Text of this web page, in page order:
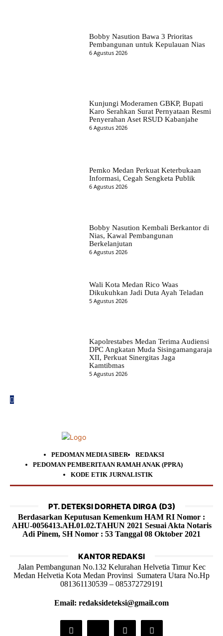
Bobby Nasution Bawa 3 Prioritas
Pembangunan untuk Kepulauan Nias
6 Agustus 2026
Kunjungi Moderamen GBKP, Bupati
Karo Serahkan Surat Pernyataan Resmi
Penyerahan Aset RSUD Kabanjahe
6 Agustus 2026
Pemko Medan Perkuat Keterbukaan
Informasi, Cegah Sengketa Publik
6 Agustus 2026
Bobby Nasution Kembali Berkantor di
Nias, Kawal Pembangunan
Berkelanjutan
6 Agustus 2026
Wali Kota Medan Rico Waas
Dikukuhkan Jadi Duta Ayah Teladan
5 Agustus 2026
Kapolrestabes Medan Terima Audiensi
DPC Angkatan Muda Sisingamangaraja
XII, Perkuat Sinergitas Jaga
Kamtibmas
5 Agustus 2026
PEDOMAN MEDIA SIBER
REDAKSI
PEDOMAN PEMBERITAAN RAMAH ANAK (PPRA)
KODE ETIK JURNALISTIK
PT. DETEKSI DORHETA DIRGA (D3)
Berdasarkan Keputusan Kemenkum HAM RI Nomor :
AHU-0056413.AH.01.02.TAHUN 2021 Sesuai Akta Notaris
Adi Pinem, SH Nomor : 53 Tanggal 08 Oktober 2021
KANTOR REDAKSI
Jalan Pembangunan No.132 Kelurahan Helvetia Timur Kec
Medan Helvetia Kota Medan Provinsi Sumatera Utara No.Hp
081361130539 – 085372729191
Email: redaksideteksi@gmail.com